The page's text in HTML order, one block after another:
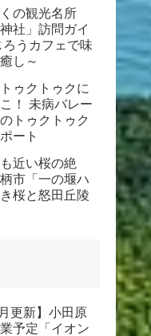
の観光名所
社」訪問ガイ
ろうカフェで味
し～
ゥクトゥクに
！ 未病バレー
トゥクトゥク
ート
近い桜の絶
市「一の堰ハ
桜と怒田丘陵
更新】小田原
予定「イオン